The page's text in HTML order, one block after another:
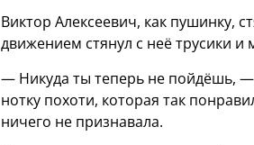
Виктор Алексеевич, как пушинку,
движением стянул с неё трусики и
— Никуда ты теперь не пойдёшь,
нотку похоти, которая так
ничего не признавала.